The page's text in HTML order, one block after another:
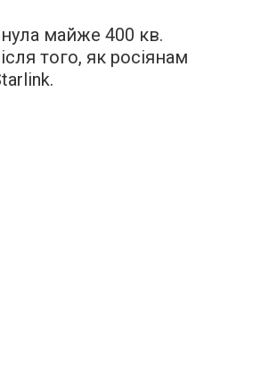
майже 400 кв.
того, як росіянам